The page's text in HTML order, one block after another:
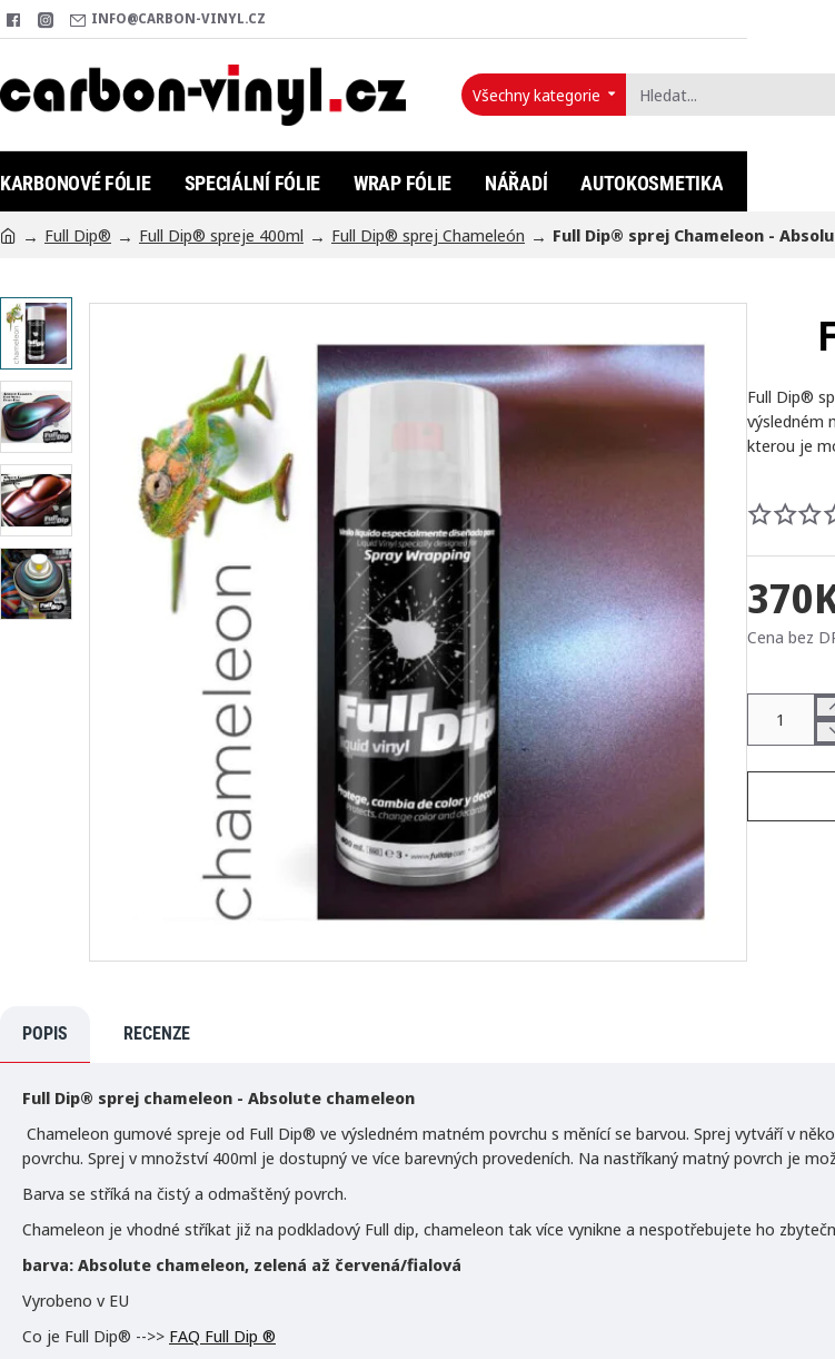
INFO@CARBON-VINYL.CZ
Všechny kategorie
Hledat...
KARBONOVÉ FÓLIE SPECIÁLNÍ FÓLIE WRAP FÓLIE NÁŘADÍ AUTOKOSMETIKA
m
e
Full Dip® Full Dip® spreje 400ml Full Dip® sprej Chameleón Full Dip® sprej Chameleon -
Full Dip®
výsledném
kterou je
Cena bez
POPIS RECENZE
Full Dip® sprej chameleon - Absolute chameleon
Chameleon gumové spreje od Full Dip® ve výsledném matném povrchu s měnící se barvou. Sprej vytváří v
povrchu. Sprej v množství 400ml je dostupný ve více barevných provedeních. Na nastříkaný matný povrch je
Barva se stříká na čistý a odmaštěný povrch.
Chameleon je vhodné stříkat již na podkladový Full dip, chameleon tak více vynikne a nespotřebujete ho
barva: Absolute chameleon, zelená až červená/fialová
Vyrobeno v EU
Co je Full Dip® -->> FAQ Full Dip ®